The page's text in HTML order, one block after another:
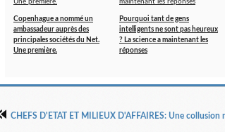
Copenhague a nommé un
ambassadeur auprès des
principales sociétés du Net.
Une première.
Pourquoi tant de gens
intelligents ne sont pas heureux
? La science a maintenant les
réponses